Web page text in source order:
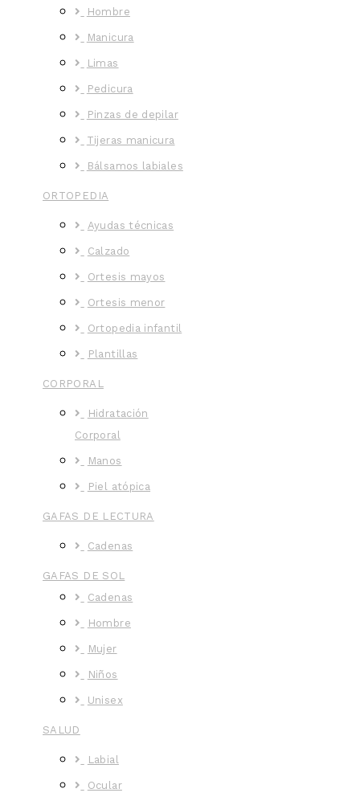
Hombre
Manicura
Limas
Pedicura
Pinzas de depilar
Tijeras manicura
Bálsamos labiales
ORTOPEDIA
Ayudas técnicas
Calzado
Ortesis mayos
Ortesis menor
Ortopedia infantil
Plantillas
CORPORAL
Hidratación
Corporal
Manos
Piel atópica
GAFAS DE LECTURA
Cadenas
GAFAS DE SOL
Cadenas
Hombre
Mujer
Niños
Unisex
SALUD
Labial
Ocular